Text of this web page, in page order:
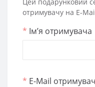
отримувачу на E-
* Ім’я отримувача
* E-Mail